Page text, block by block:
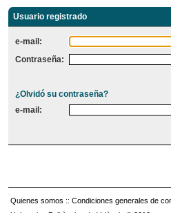
Usuario registrado
e-mail:
Contraseña:
¿Olvidó su contraseña?
e-mail:
Quienes somos :: Condiciones generales de